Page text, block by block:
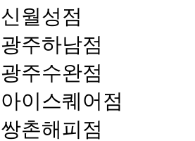
월성점
주하남점
주수완점
이스퀘어점
촌해피점